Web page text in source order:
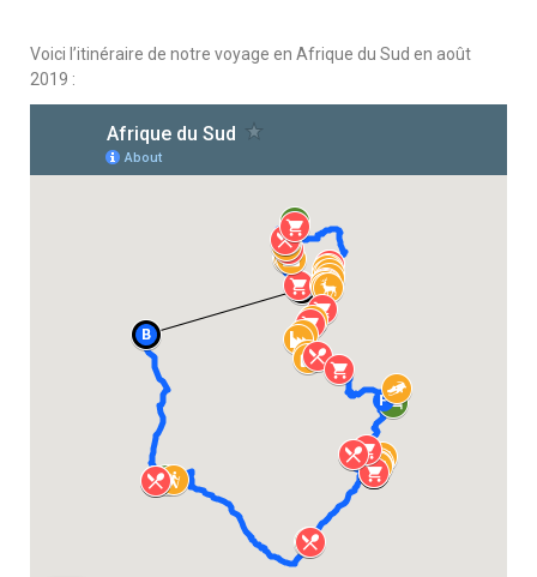
Voici l’itinéraire de notre voyage en Afrique du Sud en août
2019 :